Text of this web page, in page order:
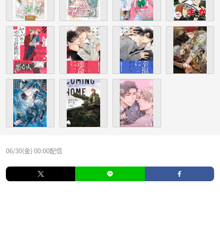
06/30(金) 00:00配信